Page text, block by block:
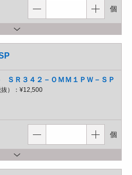
個
ＳＲ３４２－ＯＭＭ１ＰＷ－ＳＰ
）： ¥12,500
個